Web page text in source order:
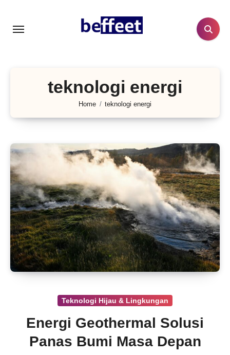
konten
teknologi energi
Home teknologi energi
Teknologi Hijau & Lingkungan
Energi Geothermal Solusi
Panas Bumi Masa Depan